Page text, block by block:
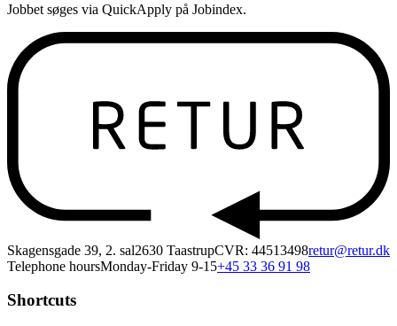
Jobbet søges via QuickApply på Jobindex.
Skagensgade 39, 2. sal2630 TaastrupCVR: 44513498retur@retur.dk
Telephone hoursMonday-Friday 9-15+45 33 36 91 98
Shortcuts